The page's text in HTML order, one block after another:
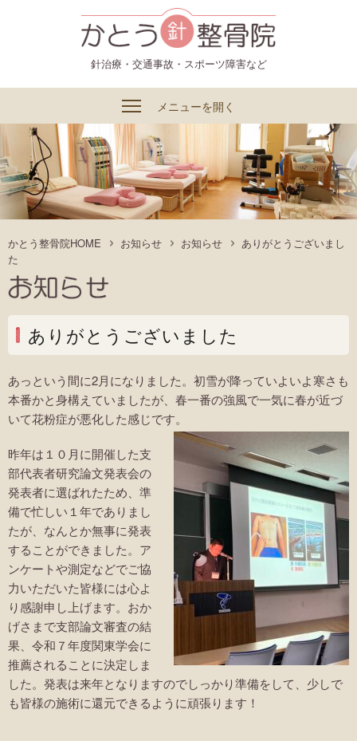
針治療・交通事故・スポーツ障害など
メニューを開く
かとう整骨院HOME お知らせ お知らせ
ありがとうございまし
た
ありがとうございました
あっという間に2月になりました。初雪が降っていよいよ寒さも
本番かと身構えていましたが、春一番の強風で一気に春が近づ
いて花粉症が悪化した感じです。
昨年は１０月に開催した支
部代表者研究論文発表会の
発表者に選ばれたため、準
備で忙しい１年でありまし
たが、なんとか無事に発表
することができました。ア
ンケートや測定などでご協
力いただいた皆様には心よ
り感謝申し上げます。おか
げさまで支部論文審査の結
果、​令和７年度関東学会に
推薦されることに決定しま
した。発表は来年となりますのでしっかり準備をして、少しで
も皆様の施術に還元できるように頑張ります！